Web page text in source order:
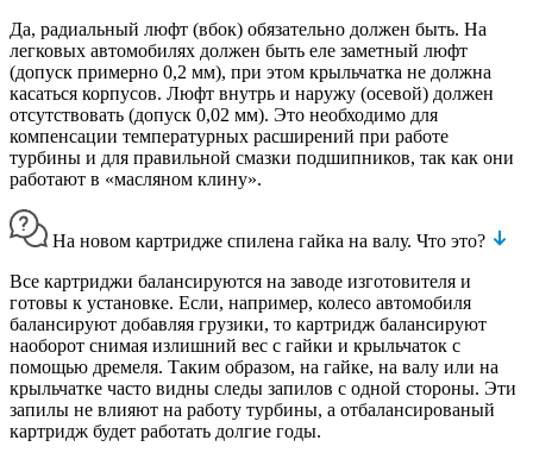
Да, радиальный люфт (вбок) обязательно должен быть. На
легковых автомобилях должен быть еле заметный люфт
(допуск примерно 0,2 мм), при этом крыльчатка не должна
касаться корпусов. Люфт внутрь и наружу (осевой) должен
отсутствовать (допуск 0,02 мм). Это необходимо для
компенсации температурных расширений при работе
турбины и для правильной смазки подшипников, так как они
работают в «масляном клину».
На новом картридже спилена гайка на валу. Что это?
Все картриджи балансируются на заводе изготовителя и
готовы к установке. Если, например, колесо автомобиля
балансируют добавляя грузики, то картридж балансируют
наоборот снимая излишний вес с гайки и крыльчаток с
помощью дремеля. Таким образом, на гайке, на валу или на
крыльчатке часто видны следы запилов с одной стороны. Эти
запилы не влияют на работу турбины, а отбалансированый
картридж будет работать долгие годы.